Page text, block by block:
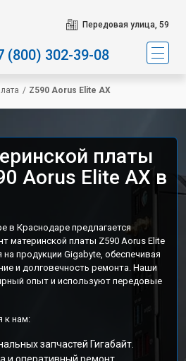
Передовая улица, 59
(800) 302-39-08
/ Z590 Aorus Elite AX
платы
Aorus Elite AX в
в Краснодаре предлагается
материнской платы Z590 Aorus Elite
продукции Gigabyte, обеспечивая
и долговечность ремонта. Наши
опыт и используют передовые
к нам:
запчастей Гигабайт.